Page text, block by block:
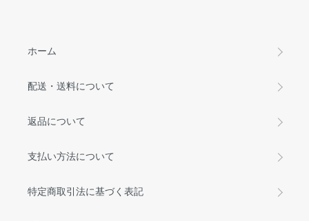
ホーム
配送・送料について
返品について
支払い方法について
特定商取引法に基づく表記